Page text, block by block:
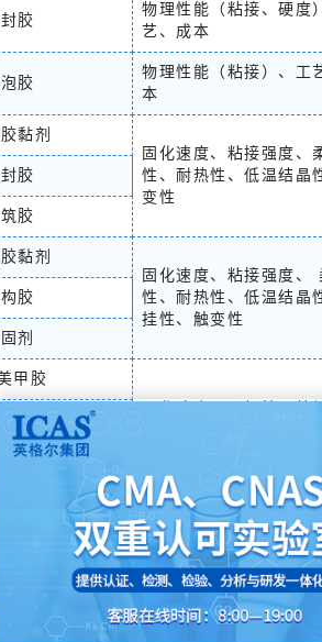
胶
物理性能（粘接、硬度
艺、成本
胶
物理性能（粘接）、工
本
黏剂
固化速度、粘接强度、
性、耐热性、低温结晶
变性
胶
胶
黏剂
固化速度、粘接强度、
性、耐热性、低温结晶
挂性、触变性
胶
剂
甲胶
剥离胶
璃胶
测项目
常见项目
、不挥发物含量、PH、密度、玻璃化转